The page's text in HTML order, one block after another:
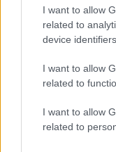
I want to allow
related to
device
I want to allow
related to
I want to allow
related to
"Két évig
intenzitással.